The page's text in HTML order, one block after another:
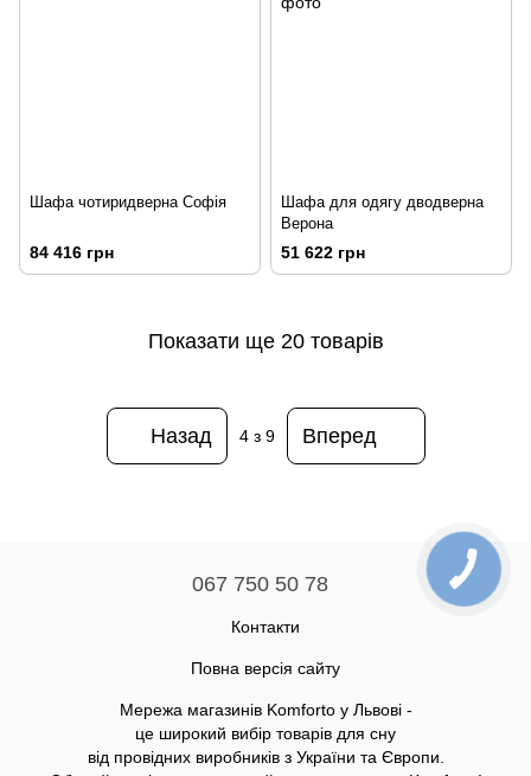
Шафа чотиридверна Софія
84 416 грн
Шафа для одягу дводверна
Верона
51 622 грн
Показати ще 20 товарів
Назад 4з 9 Вперед
067 750 50 78
Контакти
Повна версія сайту
Мережа магазинів Komforto у Львові -
це широкий вибір товарів для сну
від провідних виробників з України та Європи.